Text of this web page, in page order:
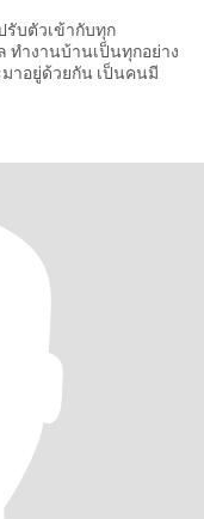
รับตัวเข้ากับทุก
ทำงานบ้านเป็นทุกอย่าง
าอยู่ด้วยกัน เป็นคนมี